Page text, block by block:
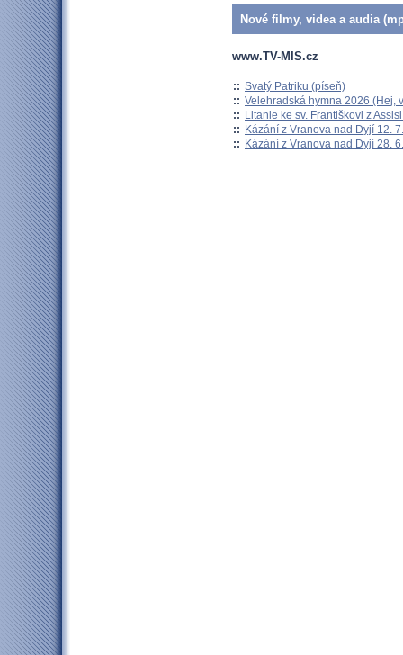
Nové filmy, videa a audia
www.TV-MIS.cz
:: Svatý Patriku (píseň)
:: Velehradská hymna 2026 (Hej,
:: Litanie ke sv. Františkovi z
:: Kázání z Vranova nad Dyjí 12.
:: Kázání z Vranova nad Dyjí 28.